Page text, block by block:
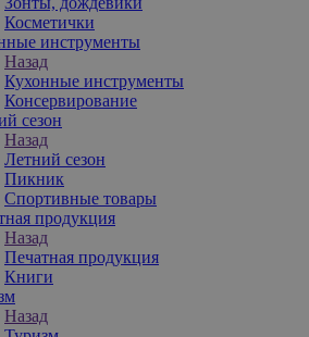
Косметички
инструменты
Назад
Кухонные инструменты
Консервирование
сезон
Назад
Летний сезон
Пикник
Спортивные товары
продукция
Назад
Печатная продукция
Книги
Назад